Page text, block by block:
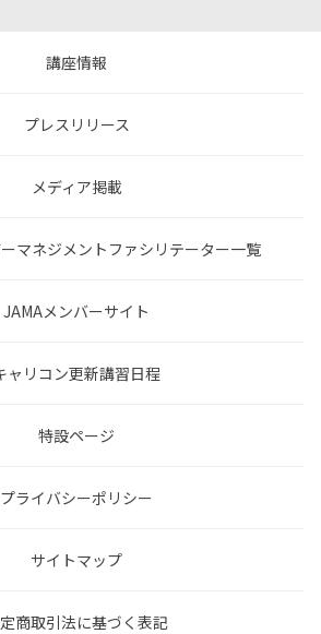
講座情報
プレスリリース
メディア掲載
マネジメントファシリテーター一覧
JAMAメンバーサイト
ャリコン更新講習日程
特設ページ
プライバシーポリシー
サイトマップ
商取引法に基づく表記